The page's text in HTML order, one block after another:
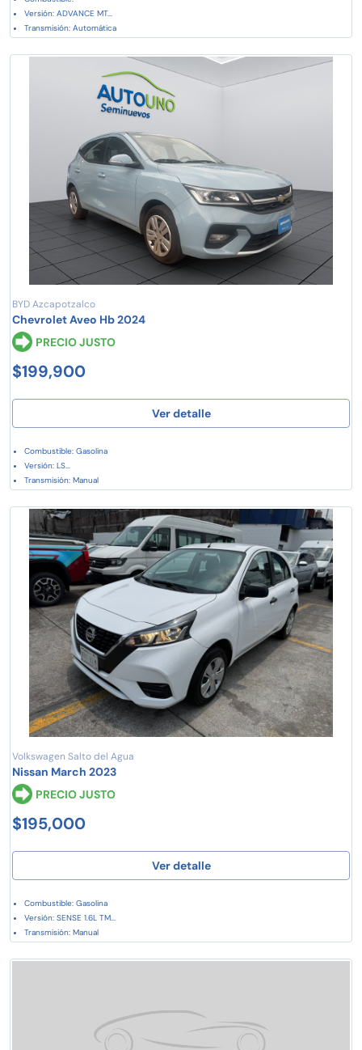
Versión: ADVANCE MT...
Transmisión: Automática
BYD Azcapotzalco
Chevrolet Aveo Hb 2024
PRECIO JUSTO
$199,900
Ver detalle
Combustible: Gasolina
Versión: LS...
Transmisión: Manual
Volkswagen Salto del Agua
Nissan March 2023
PRECIO JUSTO
$195,000
Ver detalle
Combustible: Gasolina
Versión: SENSE 1.6L TM...
Transmisión: Manual